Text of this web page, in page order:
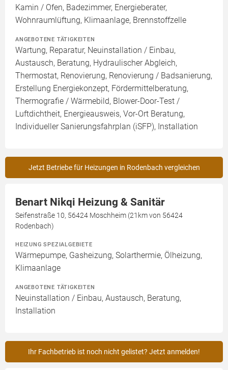
Kamin / Ofen, Badezimmer, Energieberater,
Wohnraumlüftung, Klimaanlage, Brennstoffzelle
ANGEBOTENE TÄTIGKEITEN
Wartung, Reparatur, Neuinstallation / Einbau,
Austausch, Beratung, Hydraulischer Abgleich,
Thermostat, Renovierung, Renovierung / Badsanierung,
Erstellung Energiekonzept, Fördermittelberatung,
Thermografie / Wärmebild, Blower-Door-Test /
Luftdichtheit, Energieausweis, Vor-Ort Beratung,
Individueller Sanierungsfahrplan (iSFP), Installation
Jetzt Betriebe für Heizungen in Rodenbach vergleichen
Benart Nikqi Heizung & Sanitär
Seifenstraße 10, 56424 Moschheim (21km von 56424
Rodenbach)
HEIZUNG SPEZIALGEBIETE
Wärmepumpe, Gasheizung, Solarthermie, Ölheizung,
Klimaanlage
ANGEBOTENE TÄTIGKEITEN
Neuinstallation / Einbau, Austausch, Beratung,
Installation
Ihr Fachbetrieb ist noch nicht gelistet? Jetzt anmelden!